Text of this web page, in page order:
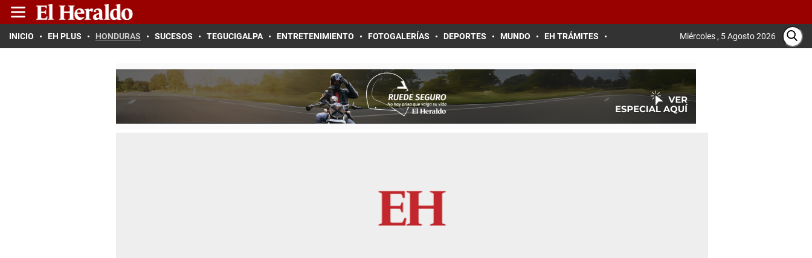
INICIO EH PLUS HONDURAS SUCESOS TEGUCIGALPA ENTRETENIMIENTO FOTOGALERÍAS DEPORTES MUNDO EH TRÁMITES Miércoles , 5 Agosto 2026